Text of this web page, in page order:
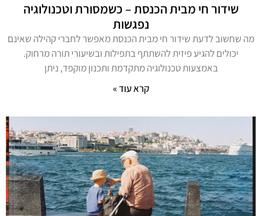
שידור חי מבית הכנסת – כשמסורת וטכנולוגיה
נפגשות
מה שחשוב לדעת שידור חי מבית הכנסת מאפשר לחברי קהילה שאינם
יכולים להגיע פיזית להשתתף בתפילות ובשיעורי תורה מרחוק.
באמצעות טכנולוגיה מתקדמת ותכנון מוקפד, ניתן
קרא עוד »